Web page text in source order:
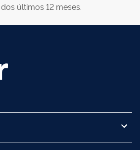
últimos 12 meses.